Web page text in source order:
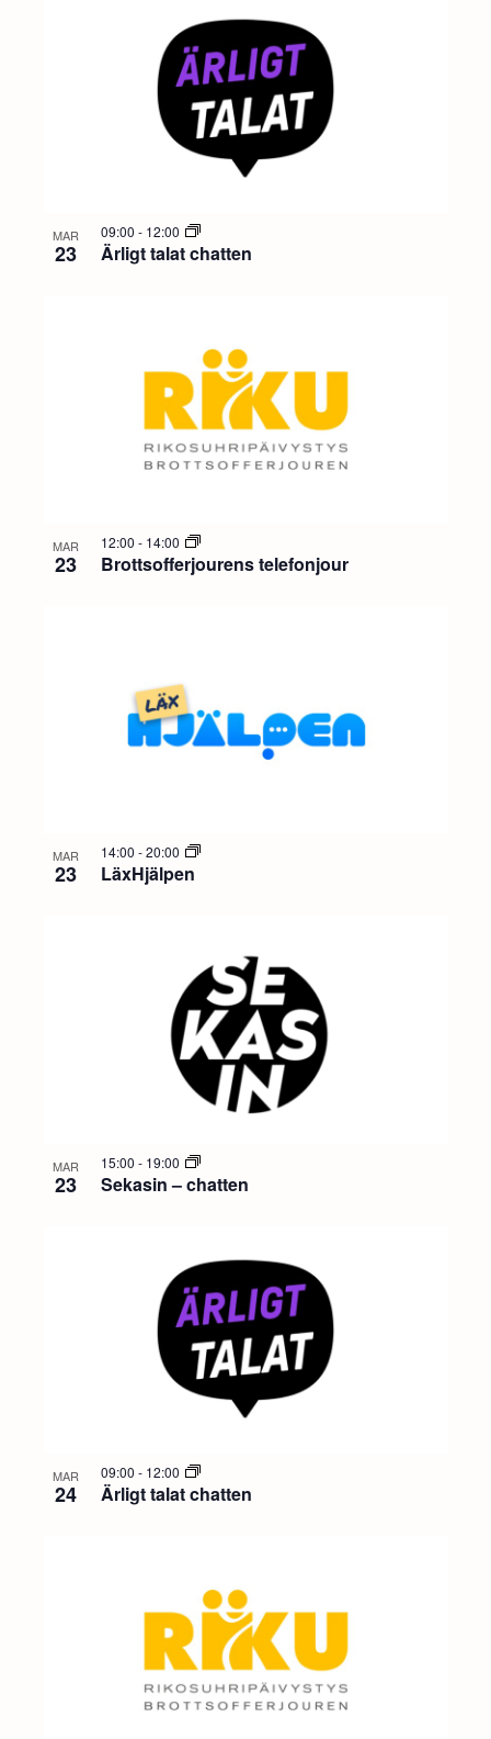
MAR
23 Ärligt talat chatten
09:00 - 12:00
MAR
23 Brottsofferjourens telefonjour
12:00 - 14:00
MAR
23 LäxHjälpen
14:00 -20:00
MAR
23 Sekasin – chatten
15:00 - 19:00
MAR
24 Ärligt talat chatten
09:00 - 12:00